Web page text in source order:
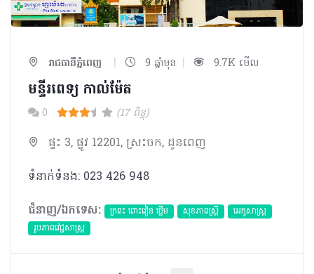
រាជធានីភ្នំពេញ | 9 ឆ្នាំមុន | 9.7K មើល
មន្ទីរពេទ្យ កាល់ម៉ែត
0 (17 ពិន្ទុ)
ផ្ទះ 3, ផ្លូវ 12201, ស្រះចក, ដូនពេញ
ទំនាក់ទំនង: 023 426 948
ជំនាញ/ឯកទេស:
ក្រពះ ពោះវៀន ថ្លើម សុខភាពស្រ្តី
អេកូសាស្រ្ត
​រូបភាពវេជ្ជសាស្រ្ត